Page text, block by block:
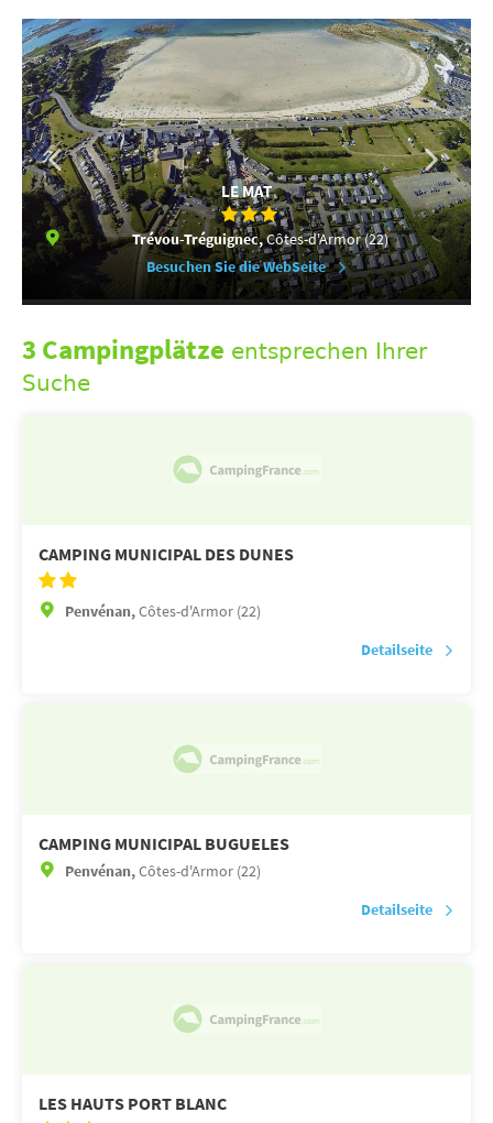
LE MAT
Trévou-Tréguignec,Côtes-d'Armor (22)
Besuchen Sie die WebSeite
3 Campingplätze entsprechen Ihrer
Suche
CAMPING MUNICIPAL DES DUNES
Penvénan,Côtes-d'Armor (22)
Detailseite
CAMPING MUNICIPAL BUGUELES
Penvénan,Côtes-d'Armor (22)
Detailseite
LES HAUTS PORT BLANC